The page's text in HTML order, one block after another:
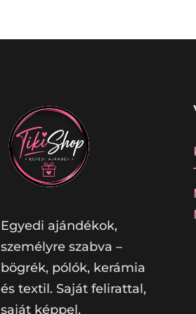
Egyedi ajándékok,
személyre szabva –
bögrék, pólók, kerámia
és textil. Saját felirattal,
saját képpel.